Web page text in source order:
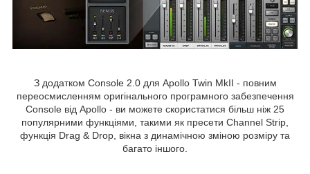
З додатком Console 2.0 для Apollo Twin MkII - повним
переосмисленням оригінального програмного забезпечення
Console від Apollo - ви можете скористатися більш ніж 25
популярними функціями, такими як пресети Channel Strip,
функція Drag & Drop, вікна з динамічною зміною розміру та
багато іншого.